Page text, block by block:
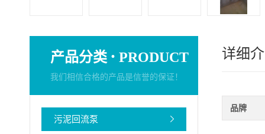
产品分类 · PRODUCT
我们相信合格的产品是信誉的保证！
污泥回流泵
详细
品牌